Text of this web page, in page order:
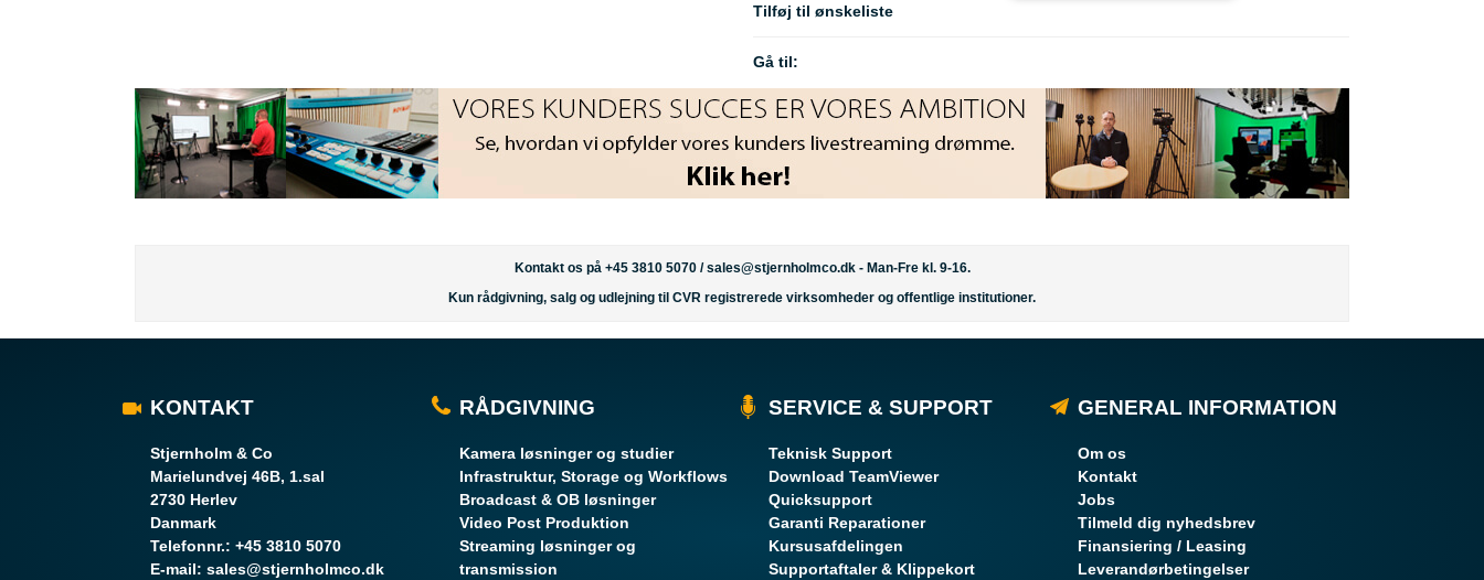
Tilføj til ønskeliste
Gå til:
Kontakt os på +45 3810 5070 /sales@stjernholmco.dk- Man-Fre kl. 9-16.
Kun rådgivning, salg og udlejning til CVR registrerede virksomheder og offentlige institutioner.
KONTAKT
Stjernholm & Co
Marielundvej 46B, 1.sal
2730 Herlev
Danmark
Telefonnr.: +45 3810 5070
E-mail: sales@stjernholmco.dk
RÅDGIVNING
Kamera løsninger og studier
Infrastruktur, Storage og Workflows
Broadcast & OB løsninger
Video Post Produktion
Streaming løsninger og
transmission
SERVICE & SUPPORT
Teknisk Support
Download TeamViewer
Quicksupport
Garanti Reparationer
Kursusafdelingen
Supportaftaler & Klippekort
GENERAL INFORMATION
Om os
Kontakt
Jobs
Tilmeld dig nyhedsbrev
Finansiering / Leasing
Leverandørbetingelser